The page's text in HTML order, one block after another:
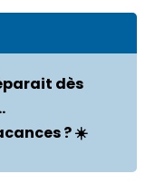
dès
? ☀️